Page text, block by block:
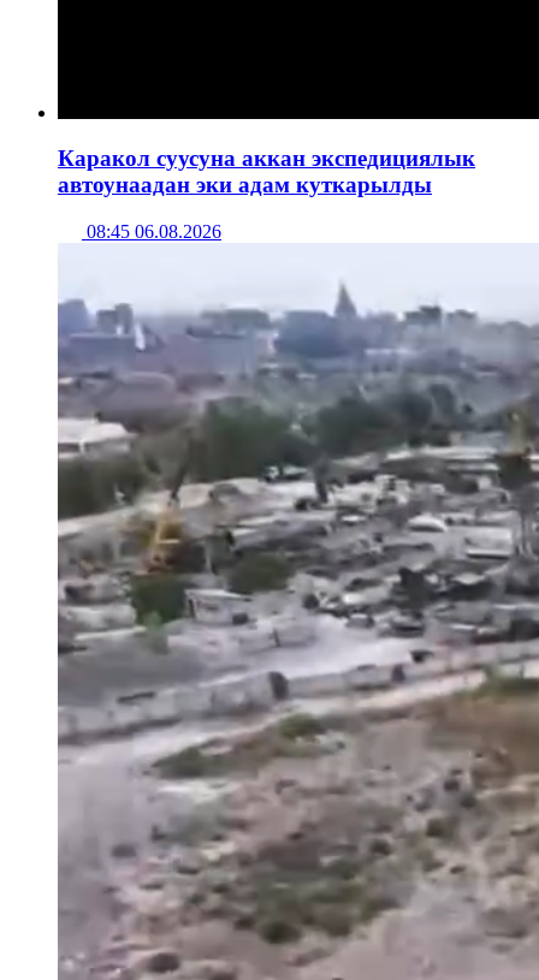
Каракол суусуна аккан экспедициялык
автоунаадан эки адам куткарылды
08:45 06.08.2026